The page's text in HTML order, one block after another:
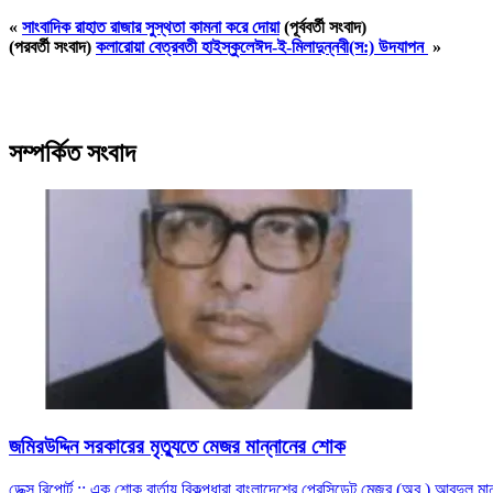
« সাংবাদিক রাহাত রাজার সুস্থতা কামনা করে দোয়া(পূর্ববর্তী সংবাদ)
(পরবর্তী সংবাদ) কলারোয়া বেত্রবতী হাইস্কুলেঈদ-ই-মিলাদুন্নবী(স:) উদযাপন »
সম্পর্কিত সংবাদ
জমিরউদ্দিন সরকারের মৃত্যুতে মেজর মান্নানের শোক
ডেক্স রিপোর্ট :: এক শোক বার্তায় বিকল্পধারা বাংলাদেশের প্রেসিডেন্ট মেজর (অব.) আবদুল